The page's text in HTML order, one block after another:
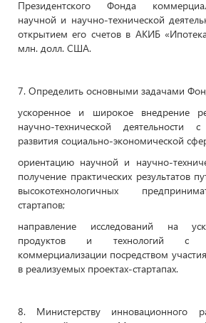
Президентского Фонда
научной и научно-технической
открытием его счетов в АКИБ
млн. долл. США.
7. Определить основными задачами
ускоренное и широкое внедрение
научно-технической деятельности
развития социально-экономической
ориентацию научной и научно-
получение практических результатов
высокотехнологичных
стартапов;
направление исследований на
продуктов и технологий с
коммерциализации посредством
в реализуемых проектах-стартапах.
8. Министерству инновационного